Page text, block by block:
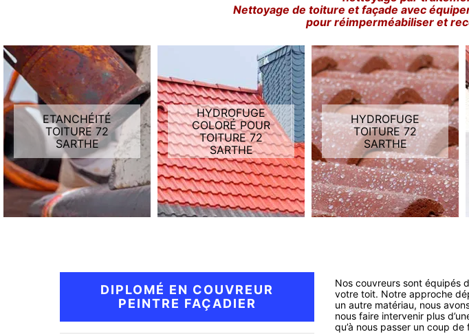
Nettoyage de toiture et façade avec
pour réimperméabiliser et
ETANCHÉITÉ
TOITURE 72
SARTHE
HYDROFUGE
COLORÉ POUR
TOITURE 72
SARTHE
HYDROFUGE
TOITURE 72
SARTHE
DIPLOMÉ EN COUVREUR
PEINTRE FAÇADIER
Nos couvreurs sont équipés
votre toit. Notre approche
un autre matériau, nous
nous faire intervenir plus
qu’à nous passer un coup